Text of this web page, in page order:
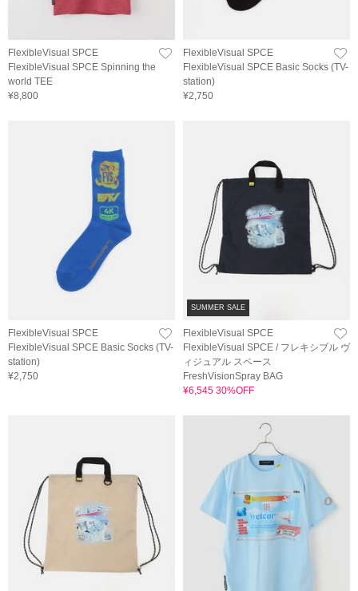
FlexibleVisual SPCE
FlexibleVisual SPCE Spinning the
world TEE
¥8,800
FlexibleVisual SPCE
FlexibleVisual SPCE Basic Socks (TV-
station)
¥2,750
FlexibleVisual SPCE
FlexibleVisual SPCE Basic Socks (TV-
station)
¥2,750
SUMMER SALE
FlexibleVisual SPCE
FlexibleVisual SPCE / フレキシブル ヴ
ィジュアル スペース
FreshVisionSpray BAG
¥6,545 30%OFF